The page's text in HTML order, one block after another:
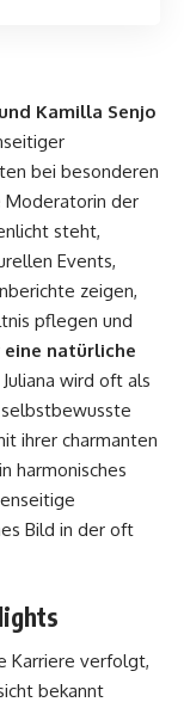
Kamilla Senjo
bei besonderen
Moderatorin der
steht,
Events,
zeigen,
pflegen und
eine natürliche
wird oft als
ihrer charmanten
harmonisches
Bild in der oft
Karriere verfolgt,
bekannt